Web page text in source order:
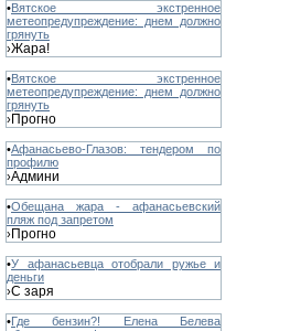
•Вятское экстренное
метеопредупреждение: днем должно
грянуть
›Жара!
•Вятское экстренное
метеопредупреждение: днем должно
грянуть
›Прогно
•Афанасьево-Глазов: тендером по
профилю
›Админи
•Обещана жара - афанасьевский
пляж под запретом
›Прогно
•У афанасьевца отобрали ружье и
деньги
›С заря
•Где бензин?! Елена Белева